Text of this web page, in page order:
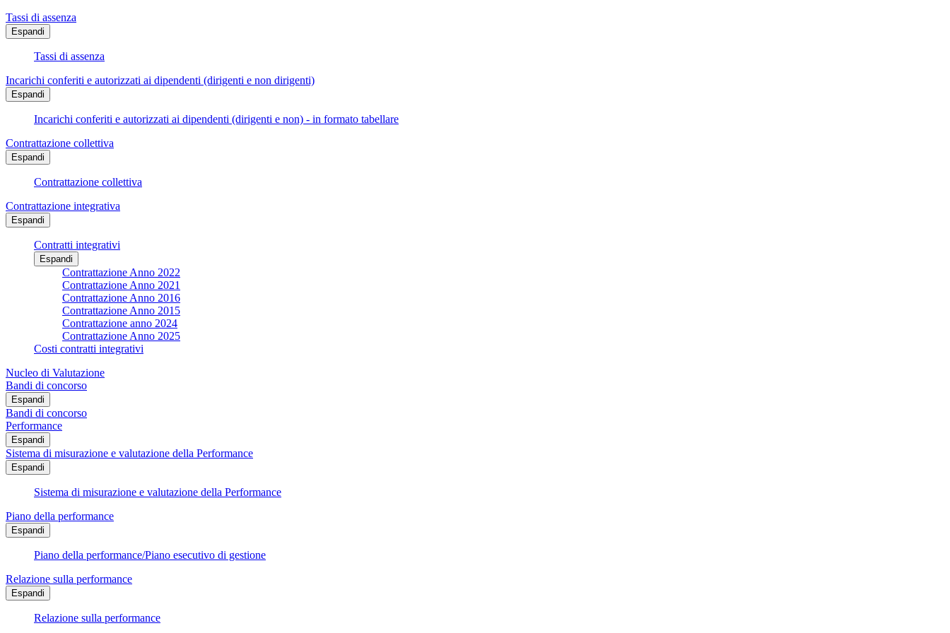
Tassi di assenza
Espandi
Tassi di assenza
Incarichi conferiti e autorizzati ai dipendenti (dirigenti e non dirigenti)
Espandi
Incarichi conferiti e autorizzati ai dipendenti (dirigenti e non) - in formato tabellare
Contrattazione collettiva
Espandi
Contrattazione collettiva
Contrattazione integrativa
Espandi
Contratti integrativi
Espandi
Contrattazione Anno 2022
Contrattazione Anno 2021
Contrattazione Anno 2016
Contrattazione Anno 2015
Contrattazione anno 2024
Contrattazione Anno 2025
Costi contratti integrativi
Nucleo di Valutazione
Bandi di concorso
Espandi
Bandi di concorso
Performance
Espandi
Sistema di misurazione e valutazione della Performance
Espandi
Sistema di misurazione e valutazione della Performance
Piano della performance
Espandi
Piano della performance/Piano esecutivo di gestione
Relazione sulla performance
Espandi
Relazione sulla performance